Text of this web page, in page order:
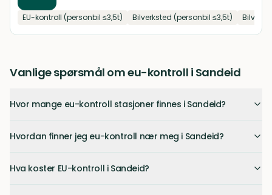
EU-kontroll (personbil ≤3,5t) Bilverksted (personbil ≤3,5t)
Vanlige spørsmål om eu-kontroll i Sandeid
Hvor mange eu-kontroll stasjoner finnes i Sandeid?
Hvordan finner jeg eu-kontroll nær meg i Sandeid?
Hva koster EU-kontroll i Sandeid?